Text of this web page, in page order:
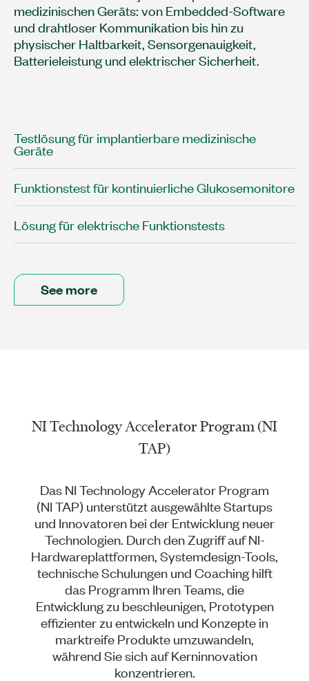
medizinischen Geräts: von Embedded-Software
und drahtloser Kommunikation bis hin zu
physischer Haltbarkeit, Sensorgenauigkeit,
Batterieleistung und elektrischer Sicherheit.
Testlösung für implantierbare medizinische
Geräte
Funktionstest für kontinuierliche Glukosemonitore
Lösung für elektrische Funktionstests
See more
NI Technology Accelerator Program (NI
TAP)
Das NI Technology Accelerator Program
(NI TAP) unterstützt ausgewählte Startups
und Innovatoren bei der Entwicklung neuer
Technologien. Durch den Zugriff auf NI-
Hardwareplattformen, Systemdesign-Tools,
technische Schulungen und Coaching hilft
das Programm Ihren Teams, die
Entwicklung zu beschleunigen, Prototypen
effizienter zu entwickeln und Konzepte in
marktreife Produkte umzuwandeln,
während Sie sich auf Kerninnovation
konzentrieren.